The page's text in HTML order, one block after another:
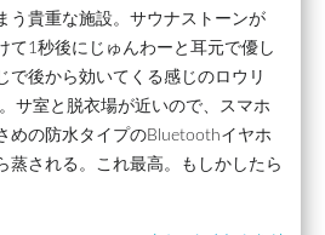
う貴重な施設。サウナストーンが
て1秒後にじゅんわーと耳元で優し
で後から効いてくる感じのロウリ
サ室と脱衣場が近いので、スマホ
めの防水タイプのBluetoothイヤホ
蒸される。これ最高。もしかしたら